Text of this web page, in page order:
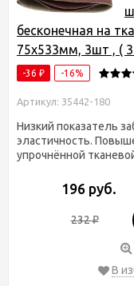
бесконечная на
75х533мм, 3шт , (
-36 ₽ -16%
Артикул: 35442-180
Низкий показатель
эластичность.
упрочнённой
196 руб.
232₽
В